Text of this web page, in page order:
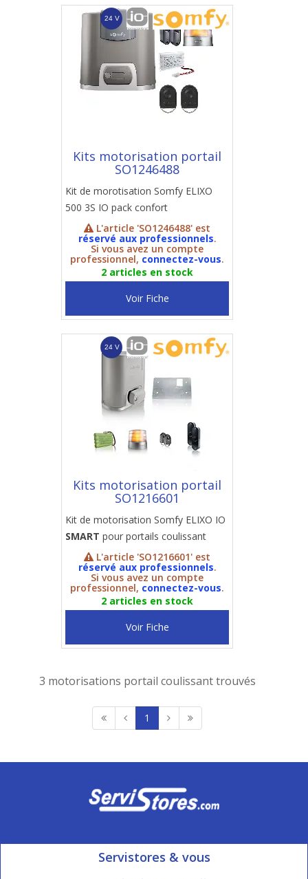
Kits motorisation portail
SO1246488
Kit de morotisation Somfy ELIXO
500 3S IO pack confort
L'article 'SO1246488' est
réservé aux professionnels.
Si vous avez un compte
professionnel, connectez-vous.
2 articles en stock
Voir Fiche
Kits motorisation portail
SO1216601
Kit de motorisation Somfy ELIXO IO
SMART pour portails coulissant
L'article 'SO1216601' est
réservé aux professionnels.
Si vous avez un compte
professionnel, connectez-vous.
2 articles en stock
Voir Fiche
3 motorisations portail coulissant trouvés
1
Servistores & vous